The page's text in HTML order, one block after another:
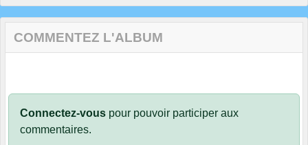
COMMENTEZ L'ALBUM
Connectez-vous pour pouvoir participer aux
commentaires.